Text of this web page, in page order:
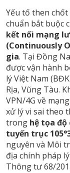
Yếu tố then
chuẩn bắt buộc
kết nối mạng
(Continuously
gia. Tại Đồng
được vận hành
lý Việt Nam
Rịa, Vũng Tàu.
VPN/4G về
xử lý vi sai theo
trong hệ tọa độ
tuyến trục
nguyên và Môi
địa chính pháp
Thông tư 68/